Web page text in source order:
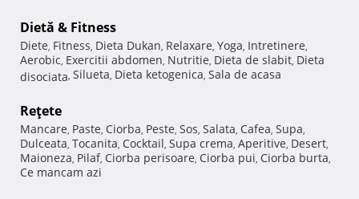
Dietă & Fitness
Diete, Fitness, Dieta Dukan, Relaxare, Yoga, Intretinere,
Aerobic, Exercitii abdomen, Nutritie, Dieta de slabit, Dieta
disociata, Silueta, Dieta ketogenica, Sala de acasa
Reţete
Mancare, Paste, Ciorba, Peste, Sos, Salata, Cafea, Supa,
Dulceata, Tocanita, Cocktail, Supa crema, Aperitive, Desert,
Maioneza, Pilaf, Ciorba perisoare, Ciorba pui, Ciorba burta,
Ce mancam azi